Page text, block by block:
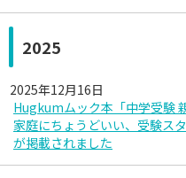
2025
2025年12月16日
Hugkumムック本「中学受験
家庭にちょうどいい、受験ス
が掲載されました